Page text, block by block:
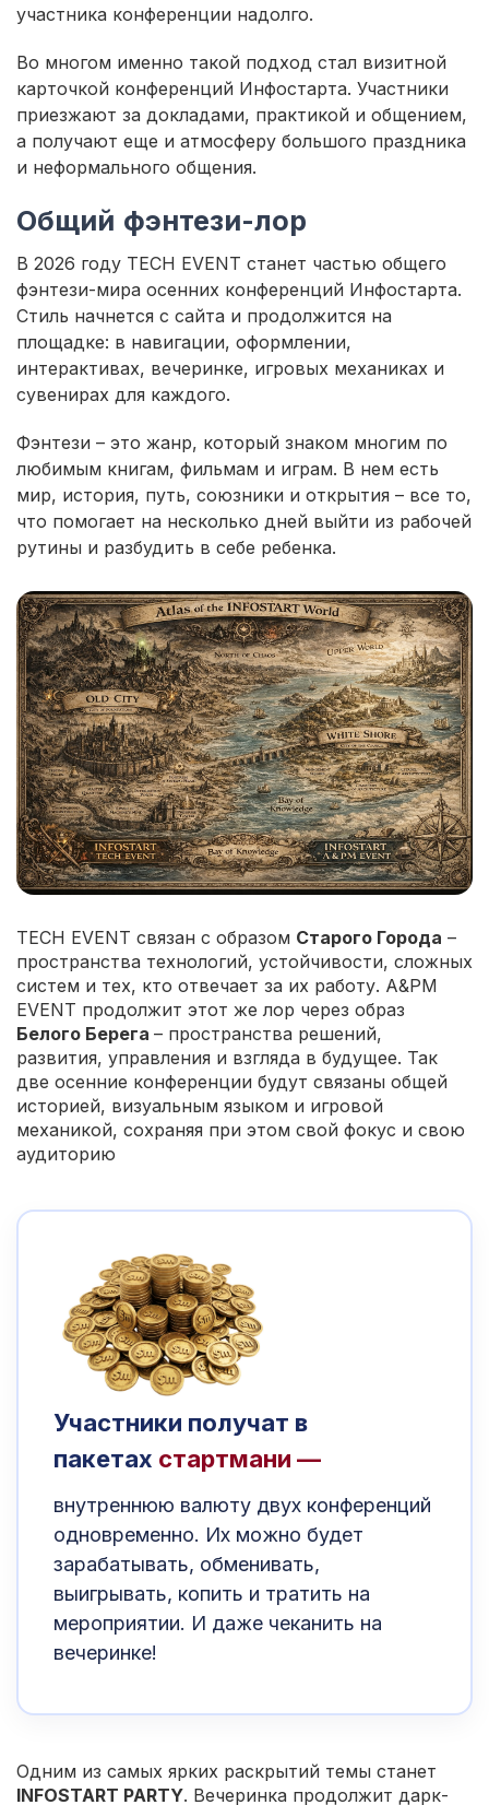
участника конференции надолго.
Во многом именно такой подход стал визитной
карточкой конференций Инфостарта. Участники
приезжают за докладами, практикой и общением,
а получают еще и атмосферу большого праздника
и неформального общения.
Общий фэнтези-лор
В 2026 году TECH EVENT станет частью общего
фэнтези-мира осенних конференций Инфостарта.
Стиль начнется с сайта и продолжится на
площадке: в навигации, оформлении,
интерактивах, вечеринке, игровых механиках и
сувенирах для каждого.
Фэнтези – это жанр, который знаком многим по
любимым книгам, фильмам и играм. В нем есть
мир, история, путь, союзники и открытия – все то,
что помогает на несколько дней выйти из рабочей
рутины и разбудить в себе ребенка.
TECH EVENT связан с образом Старого Города –
пространства технологий, устойчивости, сложных
систем и тех, кто отвечает за их работу. A&PM
EVENT продолжит этот же лор через образ
Белого Берега – пространства решений,
развития, управления и взгляда в будущее. Так
две осенние конференции будут связаны общей
историей, визуальным языком и игровой
механикой, сохраняя при этом свой фокус и свою
аудиторию
Участники получат в
пакетах стартмани —
внутреннюю валюту двух конференций
одновременно. Их можно будет
зарабатывать, обменивать,
выигрывать, копить и тратить на
мероприятии. И даже чеканить на
вечеринке!
Одним из самых ярких раскрытий темы станет
INFOSTART PARTY. Вечеринка продолжит дарк-